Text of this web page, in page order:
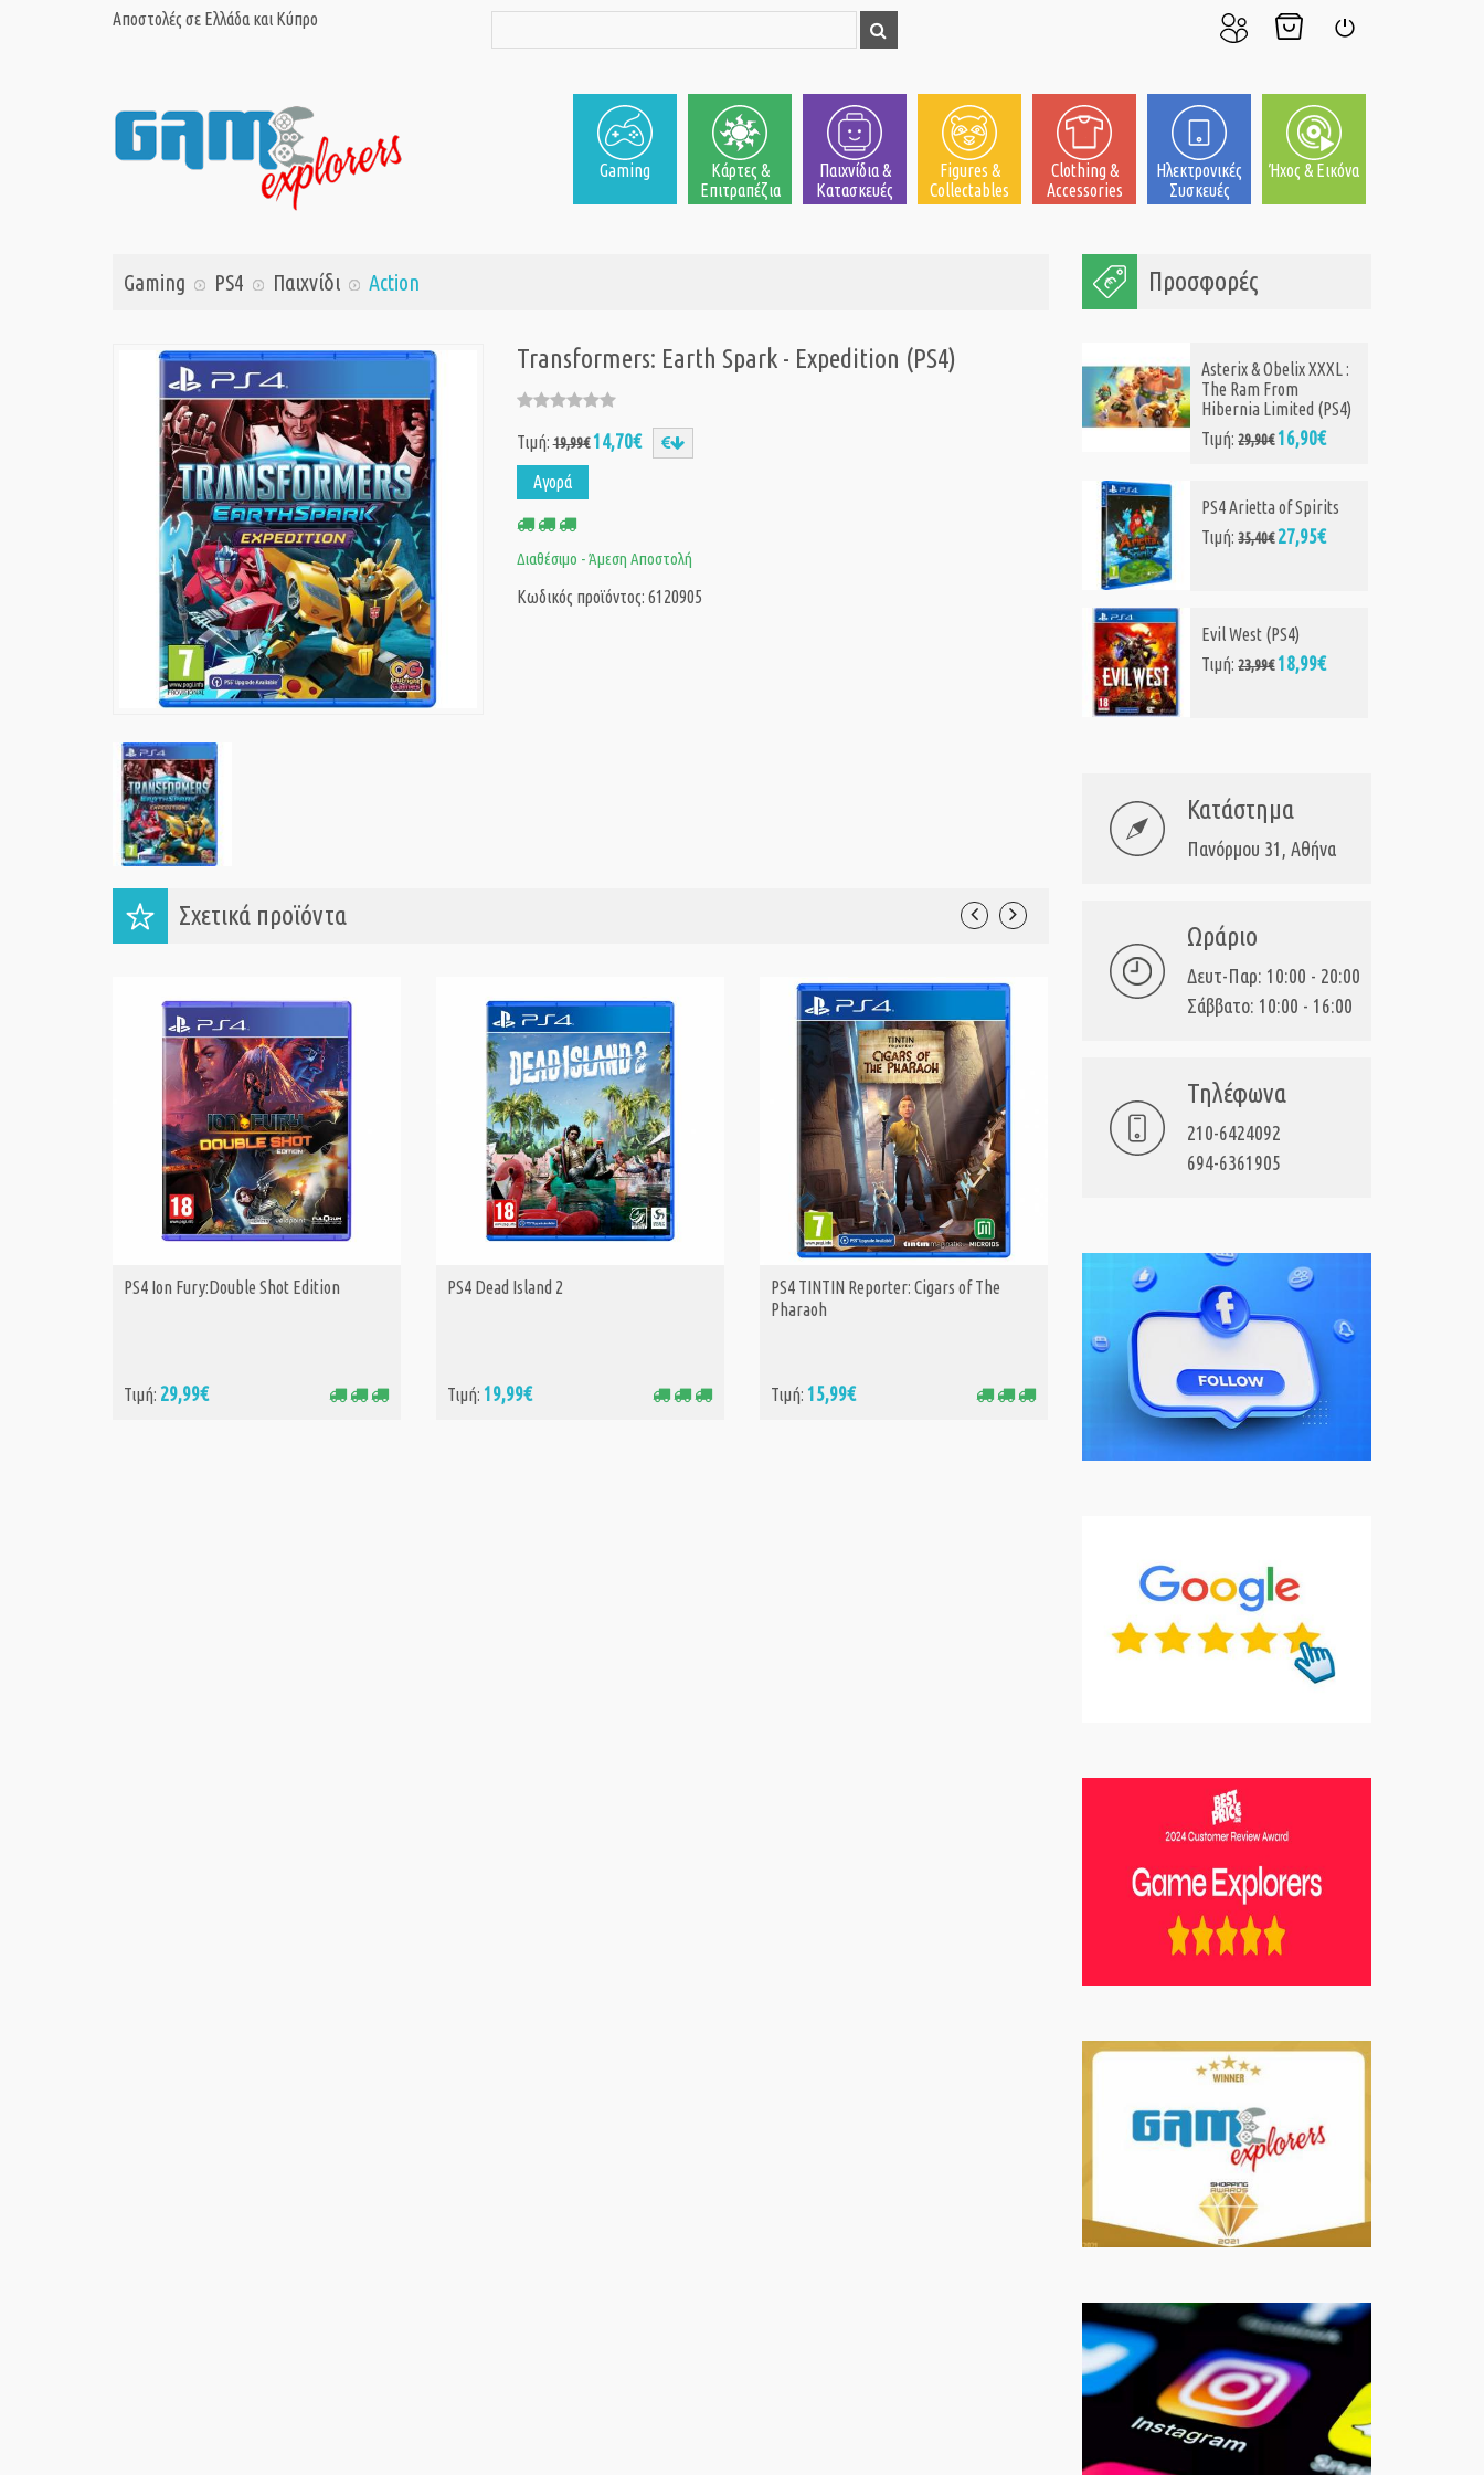
Αποστολές σε Ελλάδα και Κύπρο
μου
Gaming
Κάρτες &
Επιτραπέζια
Παιχνίδια &
Κατασκευές
Figures &
Collectables
Clothing &
Accessories
Ηλεκτρονικές
Συσκευές
Ήχος & Εικόνα
Gaming PS4 Παιχνίδι Action
Transformers: Earth Spark - Expedition (PS4)
Τιμή:19,99€ 14,70€
Αγορά
Διαθέσιμο - Άμεση Αποστολή
Κωδικός προϊόντος: 6120905
Σχετικά προϊόντα
ΑΓΟΡΑ
PS4 Ion Fury:Double Shot Edition
Τιμή: 29,99€
ΑΓΟΡΑ
PS4 Dead Island 2
Τιμή: 19,99€
ΑΓΟΡΑ
PS4 TINTIN Reporter: Cigars of The
Pharaoh
Τιμή: 15,99€
ΑΓΟΡΑ
PS4 House of The Dead - Remake
Τιμή:17,99€
Προσφορές
Asterix & Obelix XXXL :
The Ram From
Hibernia Limited (PS4)
Τιμή:29,90€ 16,90€
PS4 Arietta of Spirits
Τιμή:35,40€27,95€
Evil West (PS4)
Τιμή:23,99€ 18,99€
Κατάστημα
Πανόρμου 31, Αθήνα
Ωράριο
Δευτ-Παρ: 10:00 - 20:00
Σάββατο: 10:00 - 16:00
Τηλέφωνα
210-6424092
694-6361905